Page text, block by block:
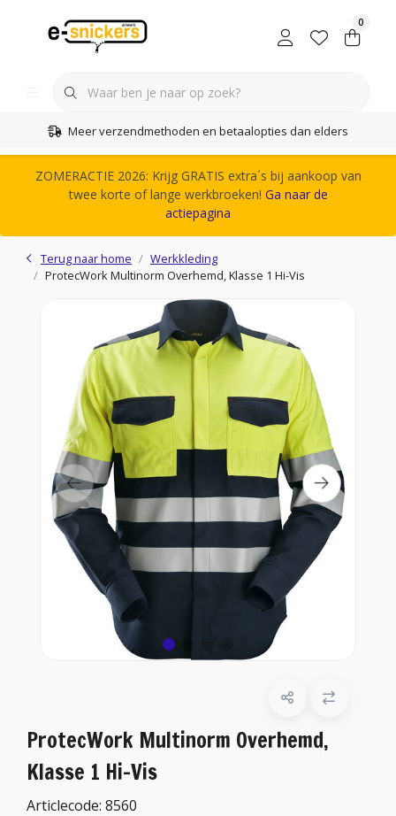
0
Meer verzendmethoden en betaalopties dan elders
ZOMERACTIE 2026: Krijg GRATIS extra´s bij aankoop van
twee korte of lange werkbroeken! Ga naar de
actiepagina
Terug naar home
Werkkleding
ProtecWork Multinorm Overhemd, Klasse 1 Hi-Vis
ProtecWork Multinorm Overhemd,
Klasse 1 Hi-Vis
Articlecode: 8560